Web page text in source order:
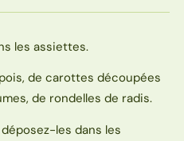
les assiettes.
de carottes découpées
de rondelles de radis.
les dans les